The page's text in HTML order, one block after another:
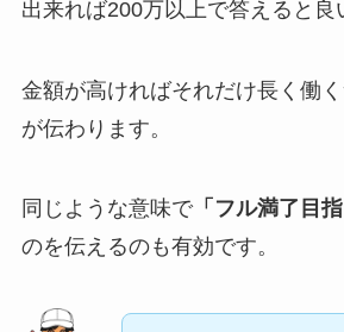
出来れば200万以上で答えると良
金額が高ければそれだけ長く働
が伝わります。
同じような意味で「フル満了目指
のを伝えるのも有効です。